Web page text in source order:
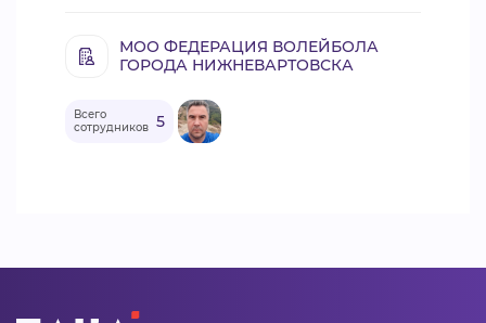
МОО ФЕДЕРАЦИЯ ВОЛЕЙБОЛА
ГОРОДА НИЖНЕВАРТОВСКА
Всего
сотрудников 5